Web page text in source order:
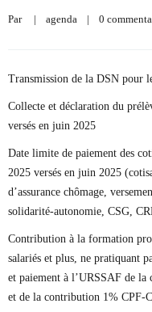
Par | agenda | 0
Transmission de la DSN pour
Collecte et déclaration du
versés en juin 2025
Date limite de paiement des
2025 versés en juin 2025
d’assurance chômage,
solidarité-autonomie, CSG,
Contribution à la formation
salariés et plus, ne pratiquant
et paiement à l’URSSAF de
et de la contribution 1% CPF-